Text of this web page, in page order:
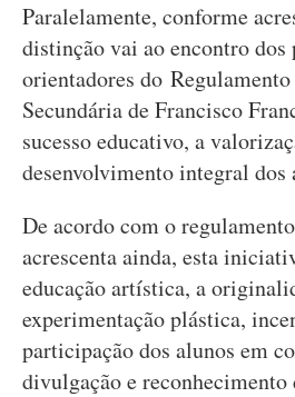
Paralelamente, conforme
distinção vai ao encontro
orientadores do
Secundária de Francisco
sucesso educativo, a
desenvolvimento integral dos
De acordo com o
acrescenta ainda, esta
educação artística, a
experimentação plástica,
participação dos alunos em
divulgação e reconhecimento